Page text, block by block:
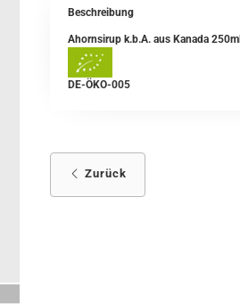
Beschreibung
Ahornsirup k.b.A. aus Kanada 250ml
DE-ÖKO-005
Zurück